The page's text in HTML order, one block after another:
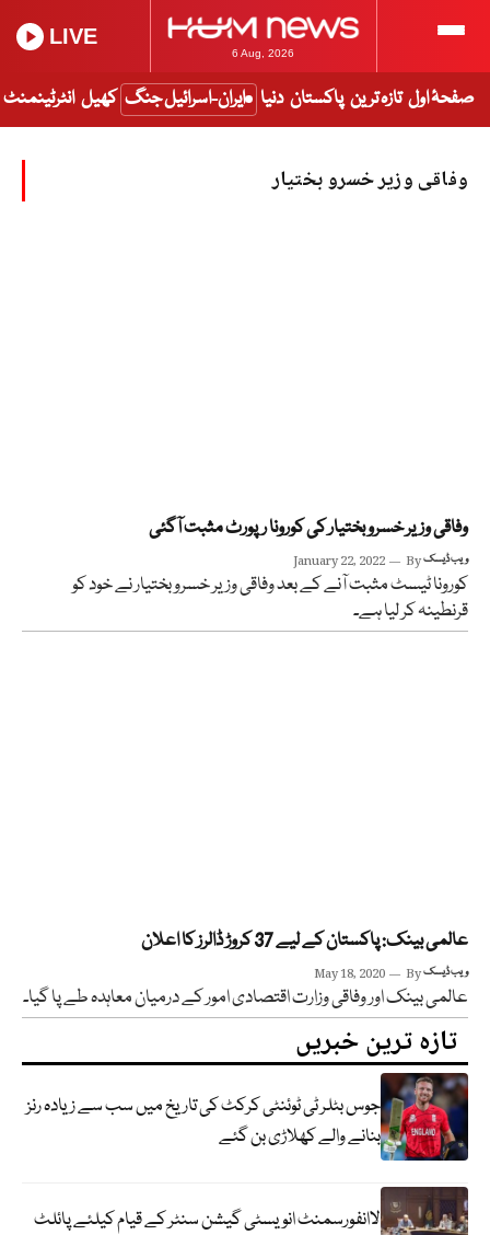
6 Aug, 2026
LIVE
صفحۂ اول تازہ ترین پاکستان دنیا ایران-اسرائیل جنگ کھیل انٹرٹینمنٹ
وفاقی وزیر خسرو بختیار
وفاقی وزیر خسرو بختیار کی کورونا رپورٹ مثبت آگئی
January 22, 2022 Byویب ڈیسک
کورونا ٹیسٹ مثبت آنے کے بعد وفاقی وزیر خسرو بختیار نے خود کو
قرنطینہ کر لیا ہے۔
عالمی بینک: پاکستان کے لیے 37 کروڑ ڈالرز کا اعلان
May 18, 2020 Byویب ڈیسک
عالمی بینک اور وفاقی وزارت اقتصادی امور کے درمیان معاہدہ طے پا گیا۔
تازہ ترین خبریں
جوس بٹلر ٹی ٹوئنٹی کرکٹ کی تاریخ میں سب سے زیادہ رنز
بنانے والے کھلاڑی بن گئے
لاانفورسمنٹ انویسٹی گیشن سنٹر کے قیام کیلئے پائلٹ